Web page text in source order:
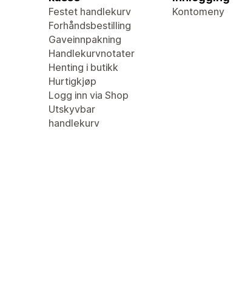
Festet handlekurv
Forhåndsbestilling
Gaveinnpakning
Handlekurvnotater
Henting i butikk
Hurtigkjøp
Logg inn via Shop
Utskyvbar
handlekurv
Kontomeny